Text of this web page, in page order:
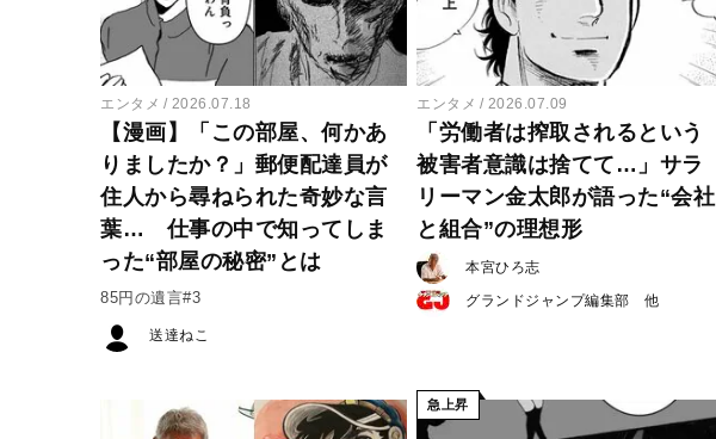
エンタメ 2026.07.18
【漫画】「この部屋、何かあ
りましたか？」郵便配達員が
住人から尋ねられた奇妙な言
葉… 仕事の中で知ってしま
った“部屋の秘密”とは
85円の遺言#3
送達ねこ
エンタメ 2026.07.09
「労働者は搾取されるという
被害者意識は捨てて…」サラ
リーマン金太郎が語った“会社
と組合”の理想形
本宮ひろ志
グランドジャンプ編集部
急上昇